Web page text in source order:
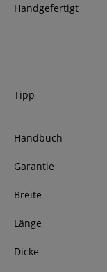
Handgefertigt
Tipp
Handbuch
Garantie
Breite
Länge
Dicke